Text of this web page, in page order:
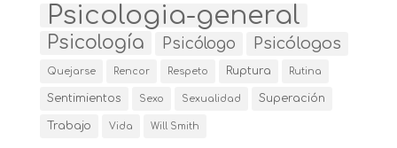
Psicologia-general
Psicología Psicólogo Psicólogos
Quejarse Rencor Respeto Ruptura Rutina
Sentimientos Sexo Sexualidad Superación
Trabajo Vida Will Smith